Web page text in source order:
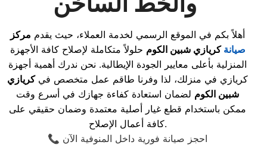
أهلاً بكم في الموقع الرسمي لخدمة العملاء، حيث يقدم مركز
صيانة كريازي شبين الكوم حلولاً متكاملة لإصلاح كافة الأجهزة
المنزلية بأعلى معايير الجودة الإيطالية. نحن ندرك أهمية أجهزة
كريازي في منزلك، لذا وفرنا طاقم عمل متخصص فيكريازي
شبين الكوم لضمان استعادة كفاءة جهازك في أسرع وقت
ممكن باستخدام قطع غيار أصلية معتمدة وضمان حقيقي على
كافة أعمال الإصلاح.
📞 احجز صيانة فورية داخل المنوفية الآن